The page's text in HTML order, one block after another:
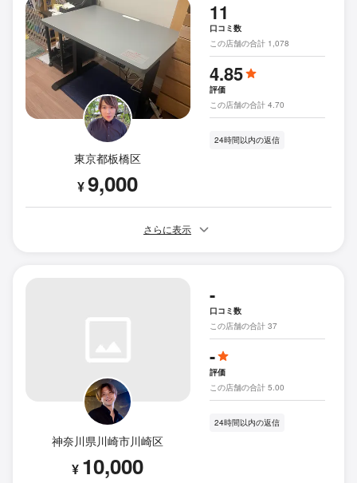
東京都板橋区
¥9,000
11
口コミ数
この店舗の合計 1,078
4.85
評価
この店舗の合計 4.70
24時間以内の返信
さらに表示
神奈川県川崎市川崎区
¥ 10,000
-
口コミ数
この店舗の合計 37
-
評価
この店舗の合計 5.00
24時間以内の返信